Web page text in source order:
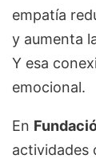
empatía
y aumenta
Y esa
emocional.
En
actividades